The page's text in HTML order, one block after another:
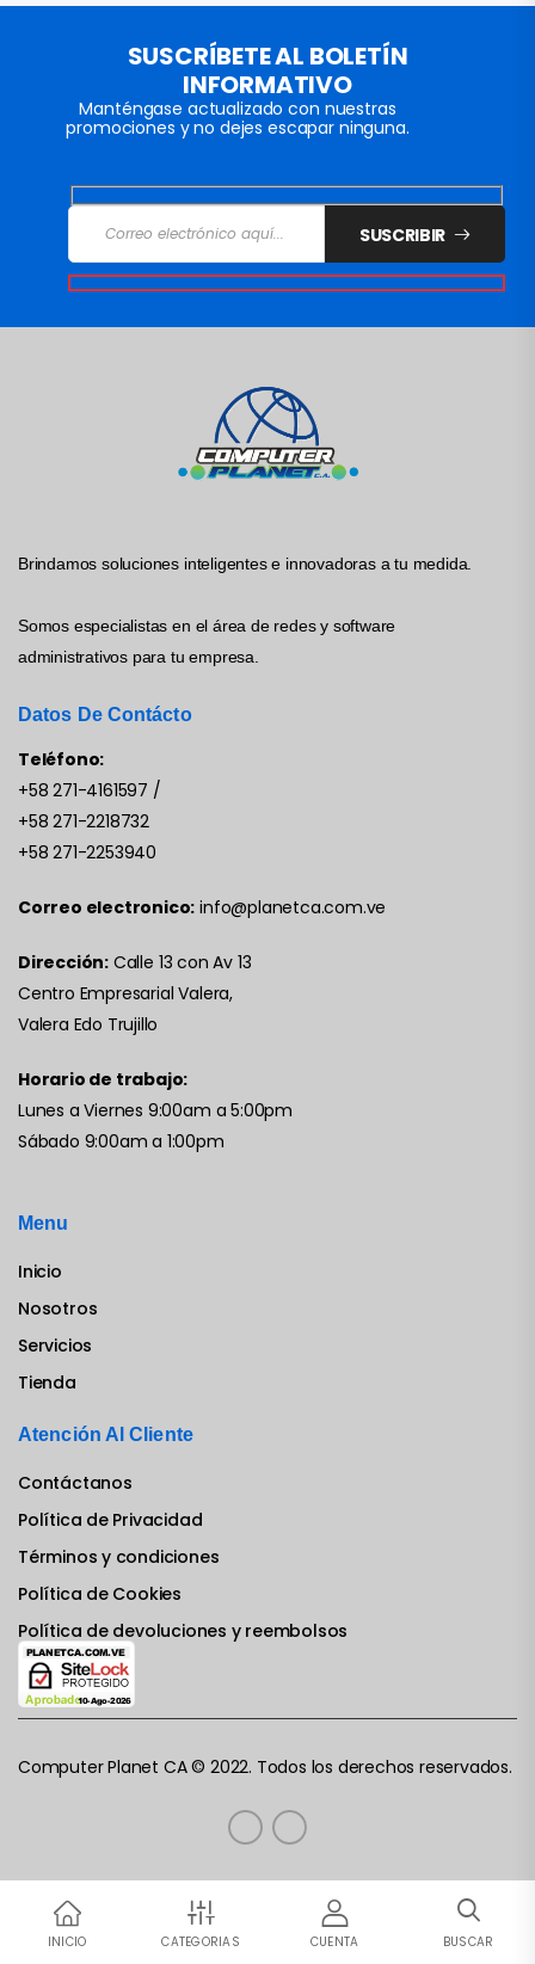
SUSCRÍBETE AL BOLETÍN
INFORMATIVO
Manténgase actualizado con nuestras
promociones y no dejes escapar ninguna.
SUSCRIBIR
Brindamos soluciones inteligentes e innovadoras a tu medida.
Somos especialistas en el área de redes y software
administrativos para tu empresa.
Datos De Contácto
Teléfono:
+58 271-4161597 /
+58 271-2218732
+58 271-2253940
Correo electronico: info@planetca.com.ve
Dirección: Calle 13 con Av 13
Centro Empresarial Valera,
Valera Edo Trujillo
Horario de trabajo:
Lunes a Viernes 9:00am a 5:00pm
Sábado 9:00am a 1:00pm
Menu
Inicio
Nosotros
Servicios
Tienda
Atención Al Cliente
Contáctanos
Política de Privacidad
Términos y condiciones
Política de Cookies
Política de devoluciones y reembolsos
Computer Planet CA © 2022. Todos los derechos reservados.
INICIO CATEGORIAS CUENTA BUSCAR